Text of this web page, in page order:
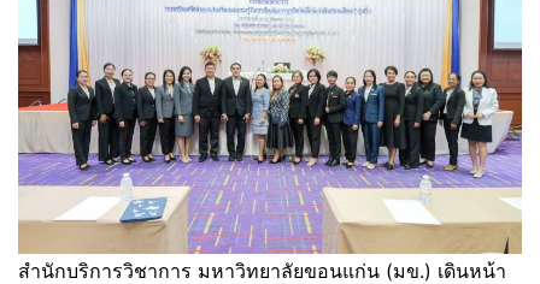
สำนักบริการวิชาการ มหาวิทยาลัยขอนแก่น (มข.) เดินหน้า